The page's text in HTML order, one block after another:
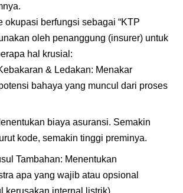
okupasi berfungsi sebagai “KTP
oleh penanggung (insurer) untuk
hal krusial:
& Ledakan: Menakar
bahaya yang muncul dari proses
biaya asuransi. Semakin
kode, semakin tinggi preminya.
Tambahan: Menentukan
apa yang wajib atau opsional
kerusakan internal listrik).